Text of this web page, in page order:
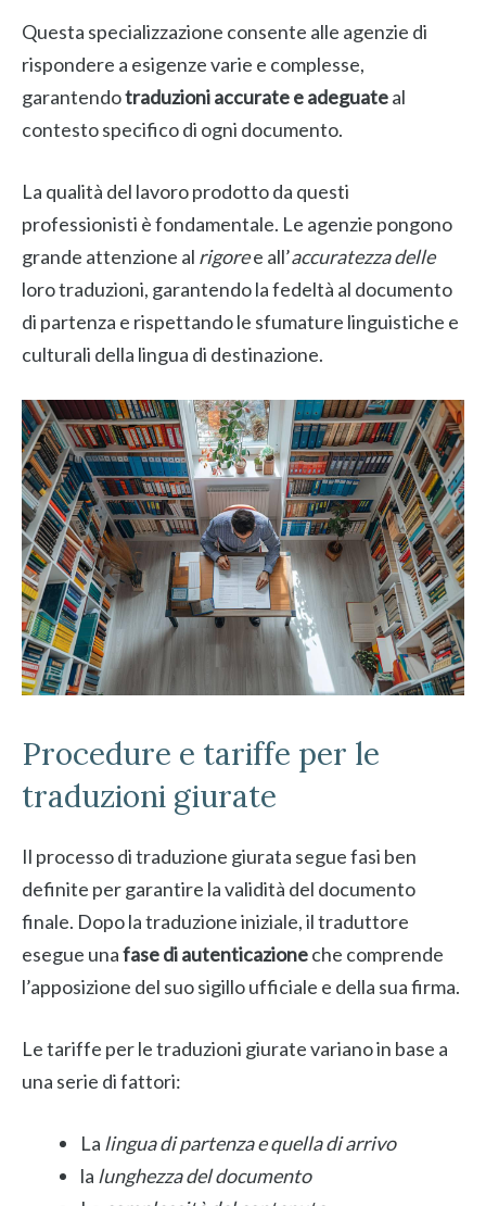
Questa specializzazione consente alle agenzie di
rispondere a esigenze varie e complesse,
garantendotraduzioni accurate e adeguateal
contesto specifico di ogni documento.
La qualità del lavoro prodotto da questi
professionisti è fondamentale. Le agenzie pongono
grande attenzione al rigoree all’accuratezza delle
loro traduzioni, garantendo la fedeltà al documento
di partenza e rispettando le sfumature linguistiche e
culturali della lingua di destinazione.
Procedure e tariffe per le
traduzioni giurate
Il processo di traduzione giurata segue fasi ben
definite per garantire la validità del documento
finale. Dopo la traduzione iniziale, il traduttore
esegue unafase di autenticazioneche comprende
l’apposizione del suo sigillo ufficiale e della sua firma.
Le tariffe per le traduzioni giurate variano in base a
una serie di fattori:
La lingua di partenza e quella di arrivo
la lunghezza del documento